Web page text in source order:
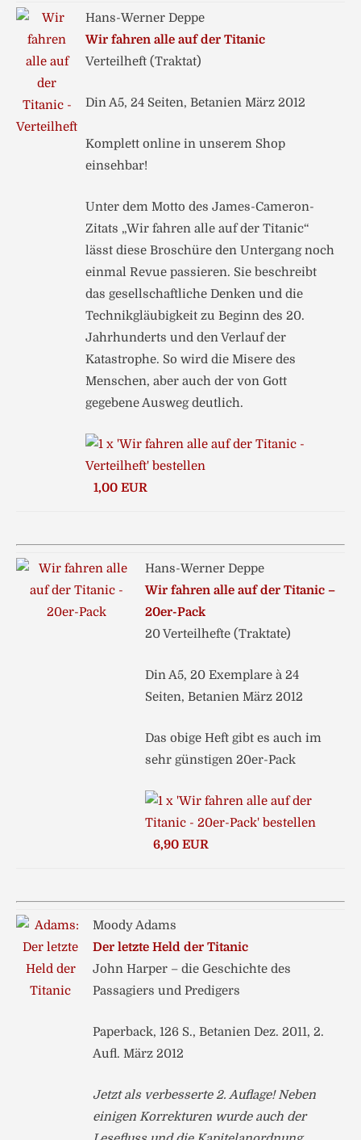
Hans-Werner Deppe
Wir fahren alle auf der Titanic
Verteilheft (Traktat)
Din A5, 24 Seiten, Betanien März 2012
Komplett online in unserem Shop
einsehbar!
Unter dem Motto des James-Cameron-
Zitats „Wir fahren alle auf der Titanic“
lässt diese Broschüre den Untergang noch
einmal Revue passieren. Sie beschreibt
das gesellschaftliche Denken und die
Technikgläubigkeit zu Beginn des 20.
Jahrhunderts und den Verlauf der
Katastrophe. So wird die Misere des
Menschen, aber auch der von Gott
gegebene Ausweg deutlich.
1,00 EUR
Hans-Werner Deppe
Wir fahren alle auf der Titanic –
20er-Pack
20 Verteilhefte (Traktate)
Din A5, 20 Exemplare à 24
Seiten, Betanien März 2012
Das obige Heft gibt es auch im
sehr günstigen 20er-Pack
6,90 EUR
Moody Adams
Der letzte Held der Titanic
John Harper – die Geschichte des
Passagiers und Predigers
Paperback, 126 S., Betanien Dez. 2011, 2.
Aufl. März 2012
Jetzt als verbesserte 2. Auflage! Neben
einigen Korrekturen wurde auch der